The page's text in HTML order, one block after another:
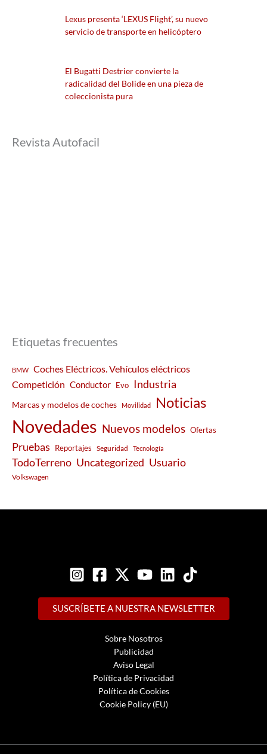
Lexus presenta ‘LEXUS Flight’, su nuevo
servicio de transporte en helicóptero
El Bugatti Destrier convierte la
radicalidad del Bolide en una pieza de
coleccionista pura
Revista Autofacil
Etiquetas frecuentes
BMW
Coches Eléctricos. Vehículos eléctricos
Competición Conductor Evo Industria
Marcas y modelos de coches Movilidad Noticias
Novedades Nuevos modelos Ofertas
Pruebas Reportajes Seguridad Tecnología
TodoTerreno Uncategorized Usuario
Volkswagen
SUSCRÍBETE A NUESTRA NEWSLETTER
Sobre Nosotros
Publicidad
Aviso Legal
Política de Privacidad
Política de Cookies
Cookie Policy (EU)